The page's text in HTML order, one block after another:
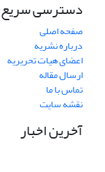
دسترسی سریع
صفحه اصلی
درباره نشریه
اعضای هیات تحریریه
ارسال مقاله
تماس با ما
نقشه سایت
آخرین اخبار